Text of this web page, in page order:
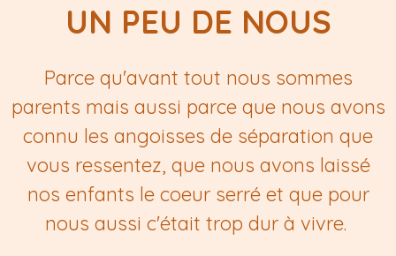
UN PEU DE NOUS
Parce qu'avant tout nous sommes
parents mais aussi parce que nous avons
connu les angoisses de séparation que
vous ressentez, que nous avons laissé
nos enfants le coeur serré et que pour
nous aussi c'était trop dur à vivre.